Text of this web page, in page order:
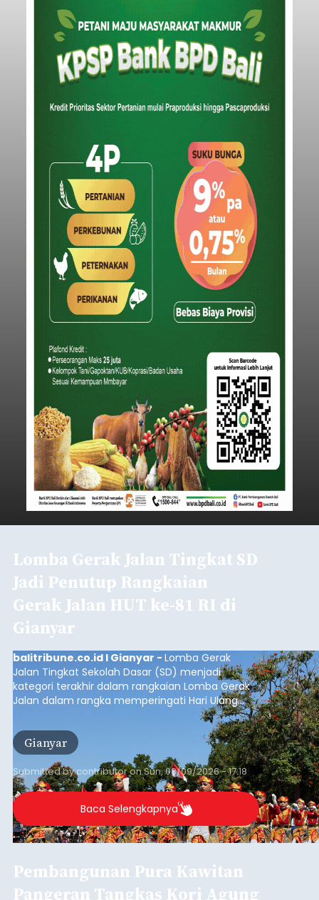
Lomba Gerak Jalan Tingkat SD
Jadi Penutup Rangkaian
Gerak Jalan HUT ke-81 RI di
Gianyar
balitribune.co.id I Gianyar - Lomba Gerak
Jalan Tingkat Sekolah Dasar (SD) menjadi
kategori terakhir dalam rangkaian Lomba Gerak
Jalan dalam rangka memperingati Hari Ulang
Tahun (HUT) ke-81 Kemerdekaan Republik
Indonesia Tahun 2026 di Kabupaten Gianyar.
Gianyar
Submitted bycontributoronSun, 08/09/2026 - 17:18
Baca Selengkapnya
Pembangunan Pura Kawitan
Pangeran Tangkas Kori Agung